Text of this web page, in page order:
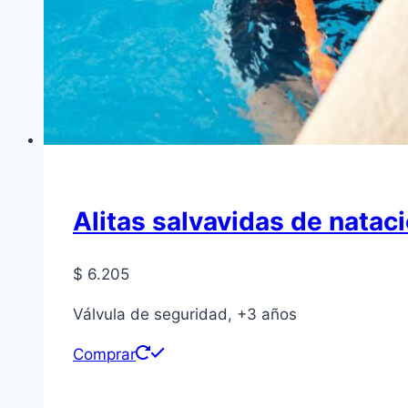
Alitas salvavidas de
$ 6.205
Válvula de seguridad, +3 años
Comprar